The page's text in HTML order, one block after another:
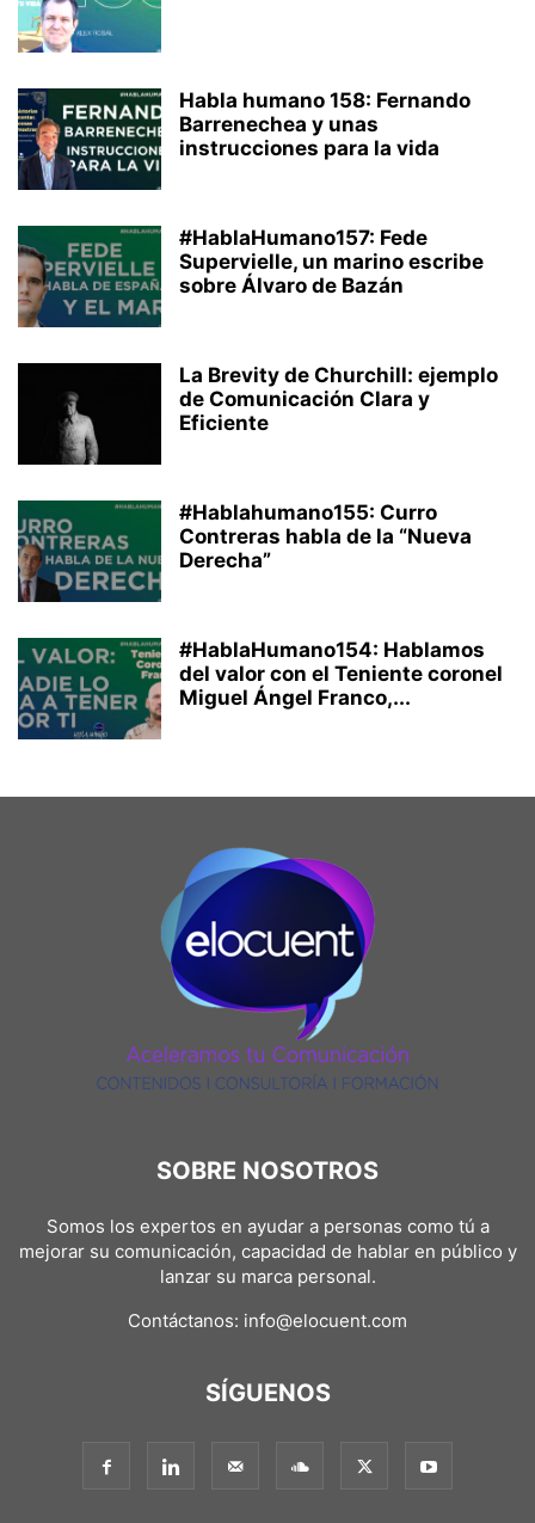
Habla humano 158: Fernando
Barrenechea y unas
instrucciones para la vida
#HablaHumano157: Fede
Supervielle, un marino escribe
sobre Álvaro de Bazán
La Brevity de Churchill: ejemplo
de Comunicación Clara y
Eficiente
#Hablahumano155: Curro
Contreras habla de la “Nueva
Derecha”
#HablaHumano154: Hablamos
del valor con el Teniente coronel
Miguel Ángel Franco,...
SOBRE NOSOTROS
Somos los expertos en ayudar a personas como tú a
mejorar su comunicación, capacidad de hablar en público y
lanzar su marca personal.
Contáctanos: info@elocuent.com
SÍGUENOS